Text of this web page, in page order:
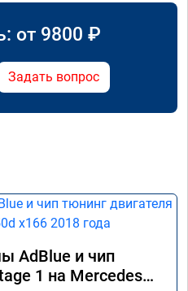
от 9800 ₽
Задать вопрос
AdBlue и чип
1 на Mercedes